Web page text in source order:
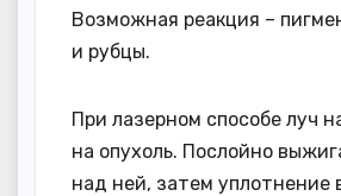
Возможная реакция –
и рубцы.
При лазерном способе луч
на опухоль. Послойно
над ней, затем уплотнение